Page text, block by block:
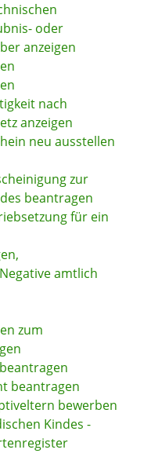
oder
anzeigen
nach
anzeigen
neu ausstellen
zur
beantragen
für ein
amtlich
zum
beantragen
bewerben
Kindes -